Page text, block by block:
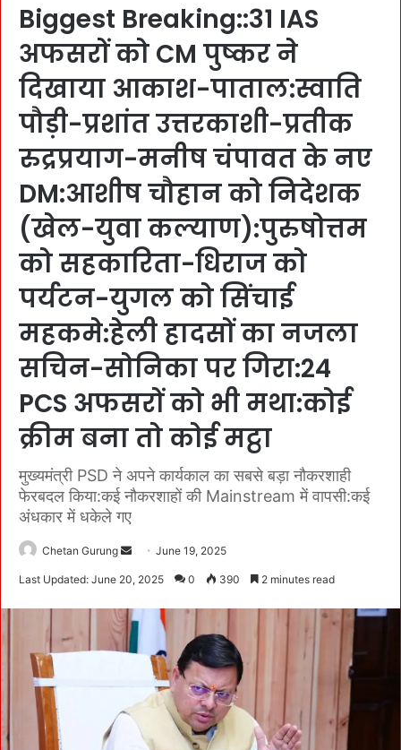
Biggest Breaking::31 IAS
अफसरों को CM पुष्कर ने
दिखाया आकाश-पाताल:स्वाति
पौड़ी-प्रशांत उत्तरकाशी-प्रतीक
रुद्रप्रयाग-मनीष चंपावत के नए
DM:आशीष चौहान को निदेशक
(खेल-युवा कल्याण):पुरुषोत्तम
को सहकारिता-धिराज को
पर्यटन-युगल को सिंचाई
महकमे:हेली हादसों का नजला
सचिन-सोनिका पर गिरा:24
PCS अफसरों को भी मथा:कोई
क्रीम बना तो कोई मट्ठा
मुख्यमंत्री PSD ने अपने कार्यकाल का सबसे बड़ा नौकरशाही
फेरबदल किया:कई नौकरशाहों की Mainstream में वापसी:कई
अंधकार में धकेले गए
Chetan Gurung
d
a
n
m
a
June 19, 2025
Last Updated: June 20, 2025 0 390 2 minutes read